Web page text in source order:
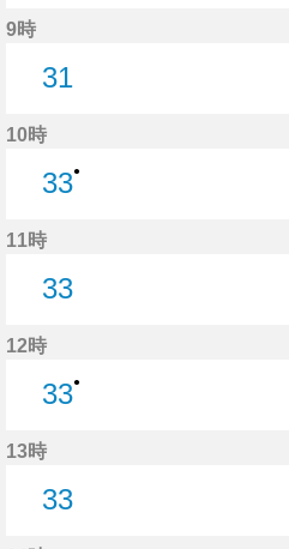
9時
31
10時
33●
11時
33
12時
33●
13時
33